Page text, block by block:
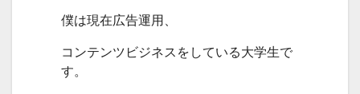
僕は現在広告運用、
コンテンツビジネスをしている大学生で
す。